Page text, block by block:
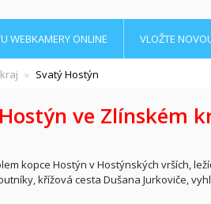
WEBKAMERY ONLINE VLOŽTE
Svatý Hostýn
ve Zlínském
kopce Hostýn v Hostýnských vrších,
křížová cesta Dušana Jurkoviče,